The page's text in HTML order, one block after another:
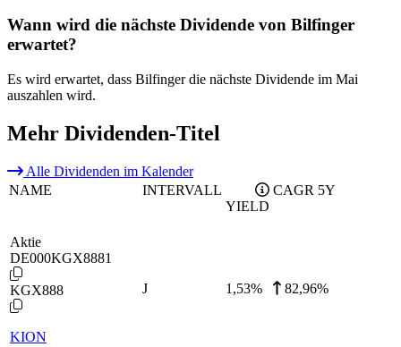
Wann wird die nächste Dividende von Bilfinger
erwartet?
Es wird erwartet, dass Bilfinger die nächste Dividende im Mai
auszahlen wird.
Mehr Dividenden-Titel
Alle Dividenden im Kalender
NAME
INTERVALL
YIELD
CAGR 5Y
Aktie
DE000KGX8881
KGX888
KION
J 1,53% 82,96%